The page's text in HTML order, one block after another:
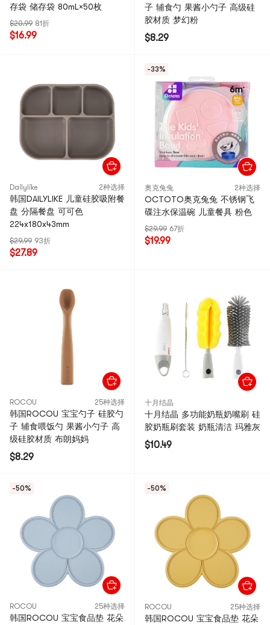
存袋 储存袋 80mL×50枚
$20.99 81折
$16.99
子 辅食勺 果酱小勺子 高级硅
胶材质 梦幻粉
$8.29
Dailylike 2种选择
韩国DAILYLIKE 儿童硅胶吸附餐
盘 分隔餐盘 可可色
224x180x43mm
$29.99 93折
$27.89
-33%
奥克兔兔 2种选择
OCTOTO奥克兔兔 不锈钢飞
碟注水保温碗 儿童餐具 粉色
$29.99 67折
$19.99
ROCOU 25种选择
韩国ROCOU 宝宝勺子 硅胶勺
子 辅食喂饭勺 果酱小勺子 高
级硅胶材质 布朗妈妈
$8.29
十月结晶
十月结晶 多功能奶瓶奶嘴刷 硅
胶奶瓶刷套装 奶瓶清洁 玛雅灰
$10.49
-50%
ROCOU 25种选择
韩国ROCOU 宝宝食品垫 花朵
-50%
ROCOU 25种选择
韩国ROCOU 宝宝食品垫 花朵